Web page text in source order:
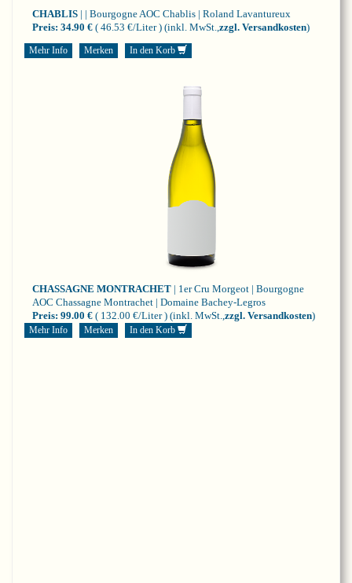
CHABLIS | | Bourgogne AOC Chablis | Roland Lavantureux
Preis: 34.90 € ( 46.53 €/Liter ) (inkl. MwSt., zzgl. Versandkosten)
Mehr Info Merken In den Korb
CHASSAGNE MONTRACHET | 1er Cru Morgeot | Bourgogne
AOC Chassagne Montrachet | Domaine Bachey-Legros
Preis: 99.00 € ( 132.00 €/Liter ) (inkl. MwSt., zzgl. Versandkosten)
Mehr Info Merken In den Korb